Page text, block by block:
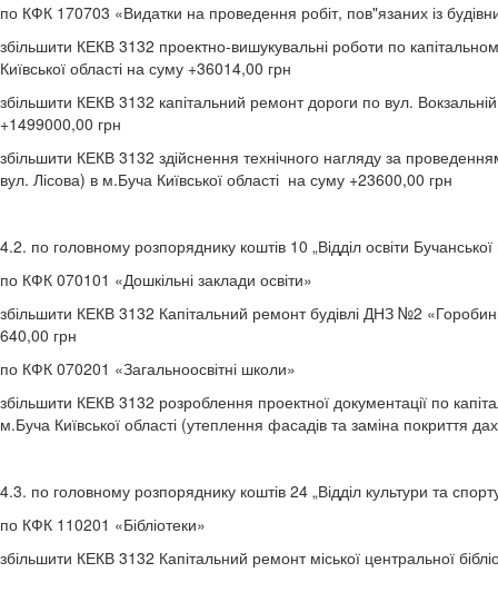
по КФК 170703 «Видатки на проведення робіт, пов"язаних із
збільшити КЕКВ 3132 проектно-вишукувальні роботи по
Київської області на суму +36014,00 грн
збільшити КЕКВ 3132 капітальний ремонт дороги по вул.
+1499000,00 грн
збільшити КЕКВ 3132 здійснення технічного нагляду за
вул. Лісова) в м.Буча Київської області на суму +23600,00 грн
4.2. по головному розпоряднику коштів 10 „Відділ освіти
по КФК 070101 «Дошкільні заклади освіти»
збільшити КЕКВ 3132 Капітальний ремонт будівлі ДНЗ №2
640,00 грн
по КФК 070201 «Загальноосвітні школи»
збільшити КЕКВ 3132 розроблення проектної документації по
м.Буча Київської області (утеплення фасадів та заміна покриття
4.3. по головному розпоряднику коштів 24 „Відділ культури та
по КФК 110201 «Бібліотеки»
збільшити КЕКВ 3132 Капітальний ремонт міської центральної